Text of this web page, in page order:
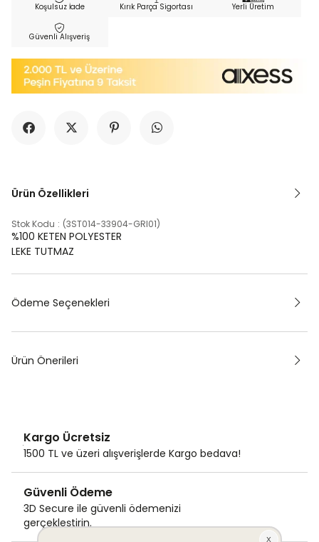
Koşulsuz İade Kırık Parça Sigortası Yerli Üretim
Güvenli Alışveriş
Ürün Özellikleri
Stok Kodu (3ST014-33904-GRI01)
%100 KETEN POLYESTER
LEKE TUTMAZ
Ödeme Seçenekleri
Ürün Önerileri
Kargo Ücretsiz
1500 TL ve üzeri alışverişlerde Kargo bedava!
Güvenli Ödeme
3D Secure ile güvenli ödemenizi
gerçekleştirin.